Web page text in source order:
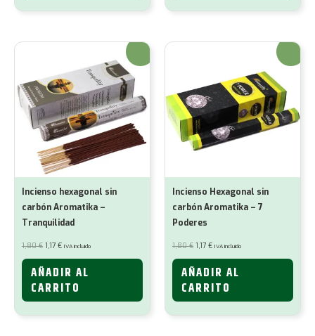
¡Oferta!
Incienso hexagonal sin
carbón Aromatika –
Tranquilidad
1,80€ El
precio
original
1,80 €.
1,17 €El
actual
1,17 €.
IVA incluido
AÑADIR AL
CARRITO
¡Oferta!
Incienso Hexagonal sin
carbón Aromatika – 7
Poderes
1,80€ El
precio
original
1,80 €.
1,17 €El
actual
1,17 €.
IVA incluido
AÑADIR AL
CARRITO